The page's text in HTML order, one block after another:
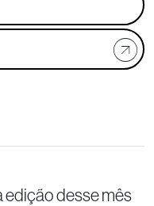
edição desse mês